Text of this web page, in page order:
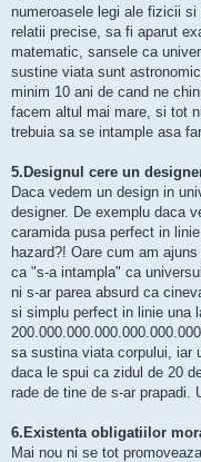
numeroasele legi ale fizicii
relatii precise, sa fi aparut
matematic, sansele ca
sustine viata sunt
minim 10 ani de cand ne
facem altul mai mare, si tot
trebuia sa se intample asa
5.Designul cere un
Daca vedem un design in
designer. De exemplu daca
caramida pusa perfect in
hazard?! Oare cum am
ca "s-a intampla" ca
ni s-ar parea absurd ca
si simplu perfect in linie una
sa sustina viata corpului, iar
daca le spui ca zidul de 20
rade de tine de s-ar prapadi.
6.Existenta obligatiilor
Mai nou ni se tot